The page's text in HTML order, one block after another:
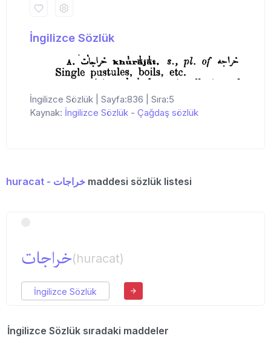
İngilizce Sözlük
İngilizce Sözlük | Sayfa:836 | Sıra:5
Kaynak: İngilizce Sözlük - Çağdaş sözlük
huracat - خراجات maddesi sözlük listesi
خراجات(huracat)
İngilizce Sözlük
İngilizce Sözlük sıradaki maddeler